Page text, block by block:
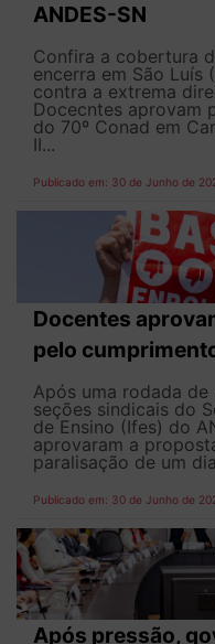
ANDES-SN
Confira a cobertura
encerra em São Luís
contra a extrema
Docecntes aprovam
do 70º Conad em
II...
Publicado em: 30 de Junho de
Docentes
pelo
Após uma rodada de
seções sindicais do
de Ensino (Ifes) do
aprovaram a
paralisação de um
Publicado em: 30 de Junho de
Após pressão,